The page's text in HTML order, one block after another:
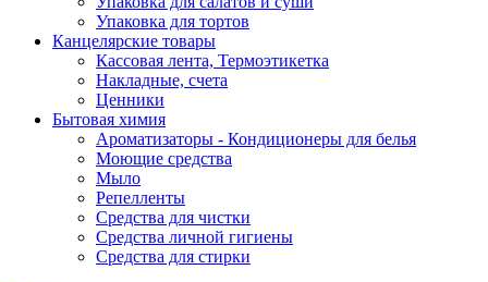
Упаковка для тортов
Канцелярские товары
Кассовая лента, Термоэтикетка
Накладные, счета
Ценники
Бытовая химия
Ароматизаторы - Кондиционеры для белья
Моющие средства
Мыло
Репелленты
Средства для чистки
Средства личной гигиены
Средства для стирки